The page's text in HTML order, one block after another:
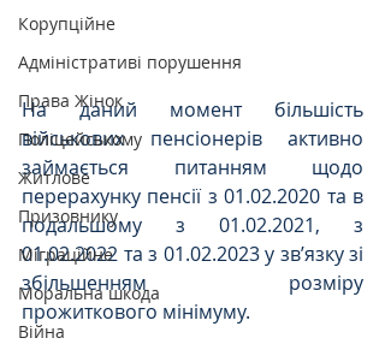
Корупційне
Адміністративі порушення
Права Жінок
Поліцейському
Житлове
Призовнику
Міграційне
Моральна шкода
Війна
На даний момент більшість
військових пенсіонерів активно
займається питанням щодо
перерахунку пенсії з 01.02.2020 та в
подальшому з 01.02.2021, з
01.02.2022 та з 01.02.2023 у зв’язку зі
збільшенням розміру
прожиткового мінімуму.